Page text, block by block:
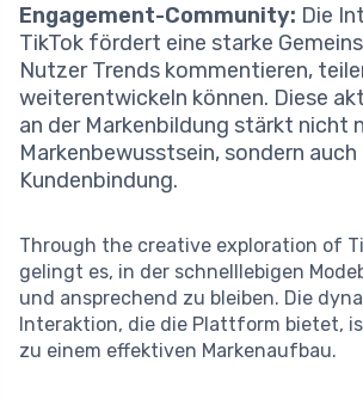
Engagement-Community: Die
TikTok fördert eine starke
Nutzer Trends kommentieren,
weiterentwickeln können. Diese
an der Markenbildung stärkt nicht
Markenbewusstsein, sondern auch
Kundenbindung.
Through the creative exploration of
gelingt es, in der schnelllebigen
und ansprechend zu bleiben. Die
Interaktion, die die Plattform bietet,
zu einem effektiven Markenaufbau.